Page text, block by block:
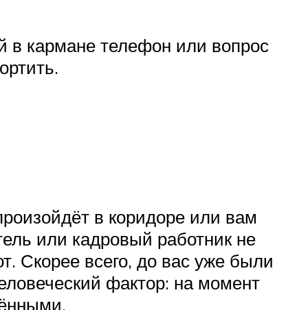
в кармане телефон или вопрос
в коридоре или вам
или кадровый работник не
Скорее всего, до вас уже были
фактор: на момент